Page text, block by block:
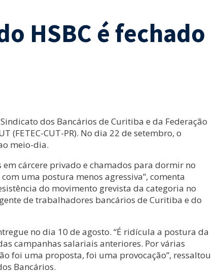
HSBC é fechado
dos Bancários de Curitiba e da Federação
(FETEC-CUT-PR). No dia 22 de setembro, o
meio-dia.
cárcere privado e chamados para dormir no
uma postura menos agressiva”, comenta
do movimento grevista da categoria no
de trabalhadores bancários de Curitiba e do
no dia 10 de agosto. “É ridícula a postura da
campanhas salariais anteriores. Por várias
foi uma proposta, foi uma provocação”, ressaltou
Bancários.